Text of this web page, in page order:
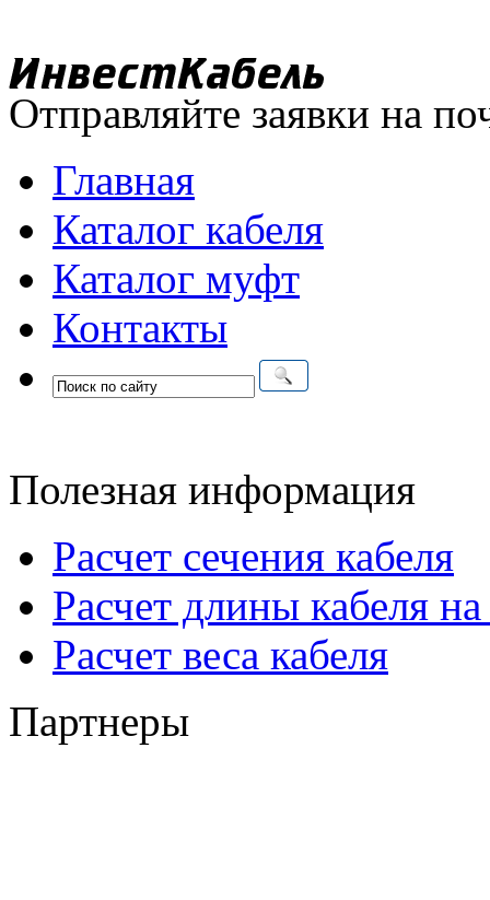
Отправляйте заявки на
Главная
Каталог кабеля
Каталог муфт
Контакты
Полезная информация
Расчет сечения кабеля
Расчет длины кабеля
Расчет веса кабеля
Партнеры